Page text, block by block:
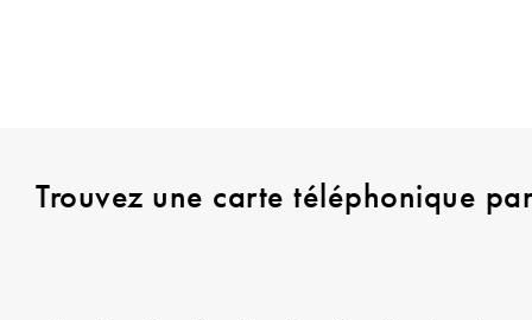
Trouvez une carte téléphonique